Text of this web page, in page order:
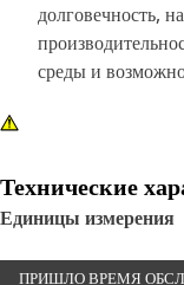
долговечность,
среды и
Технические
Единицы измерения
ПРИШЛО ВРЕМЯ